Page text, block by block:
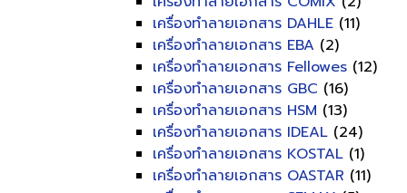
เครื่องทำลายเอกสาร DAHLE (11)
เครื่องทำลายเอกสาร EBA (2)
เครื่องทำลายเอกสาร Fellowes (12)
เครื่องทำลายเอกสาร GBC (16)
เครื่องทำลายเอกสาร HSM (13)
เครื่องทำลายเอกสาร IDEAL (24)
เครื่องทำลายเอกสาร KOSTAL (1)
เครื่องทำลายเอกสาร OASTAR (11)